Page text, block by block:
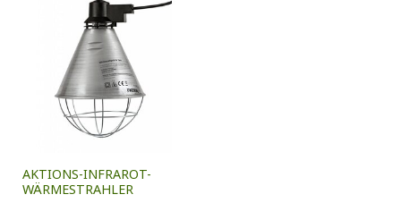
AKTIONS-INFRAROT-
WÄRMESTRAHLER